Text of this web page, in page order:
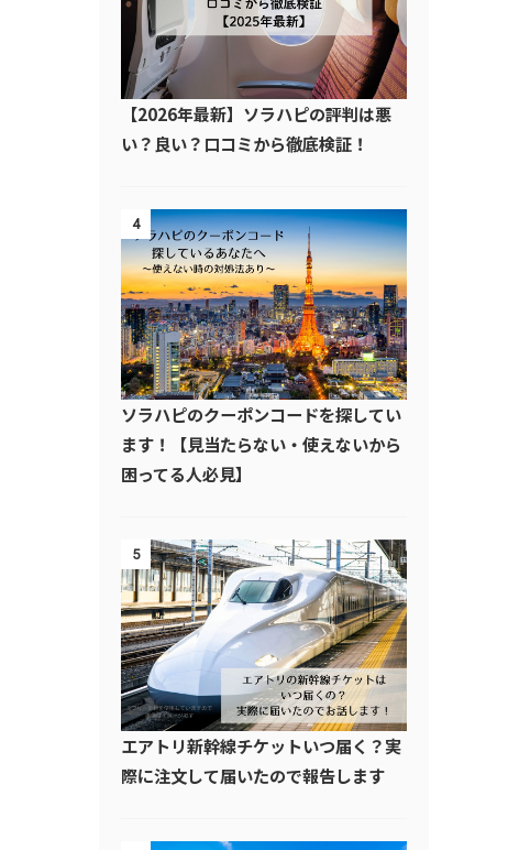
【2026年最新】ソラハピの評判は悪
い？良い？口コミから徹底検証！
4
ソラハピのクーポンコードを探してい
ます！【見当たらない・使えないから
困ってる人必見】
5
エアトリ新幹線チケットいつ届く？実
際に注文して届いたので報告します